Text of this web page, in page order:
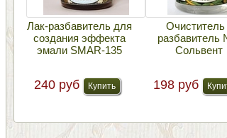
Лак-разбавитель для
создания эффекта
эмали SMAR-135
240 руб
Очиститель
разбавитель
Сольвент
198 руб